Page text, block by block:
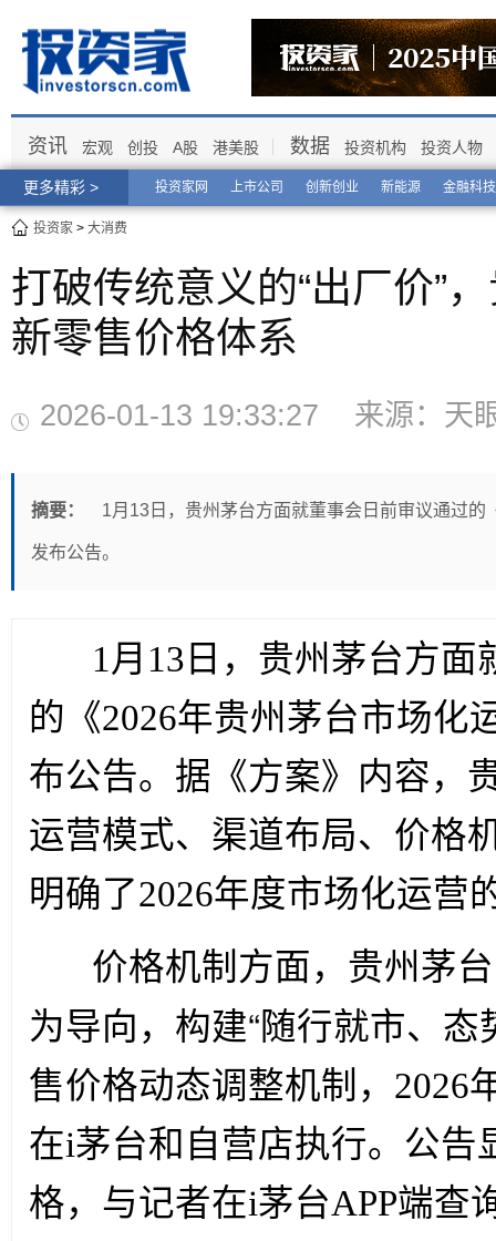
更多精彩 > 投资家网 上市公司 创新创业 新能源 金融科技
资讯 宏观 创投 A股 港美股 数据 投资机构 投资人物
投资家 > 大消费
打破传统意义的“出厂价”
新零售价格体系
2026-01-13 19:33:27 来源：
摘要： 1月13日，贵州茅台方面就董事会日前审议通过
发布公告。
1 月13日，贵州茅台方
的《2026年贵州茅台市场化
布公告。据《方案》内容，
运营模式、渠道布局、价格
明确了2026年度市场化运营
价格机制方面，贵州茅
为导向，构建“随行就市、态
售价格动态调整机制，2026
在i茅台和自营店执行。公告
格，与记者在i茅台APP端查